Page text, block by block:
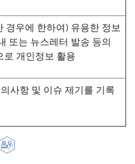
경우에 한하여) 유용한 정보
또는 뉴스레터 발송 등의
로 개인정보 활용
사항 및 이슈 제기를 기록